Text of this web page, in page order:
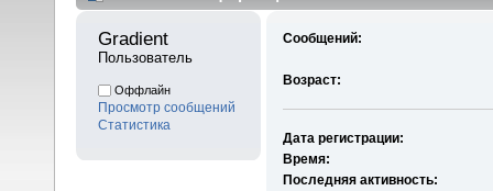
Gradient
Пользователь
Оффлайн
Просмотр сообщений
Статистика
Сообщений:
Возраст:
Дата регистрации:
Время:
Последняя активность: